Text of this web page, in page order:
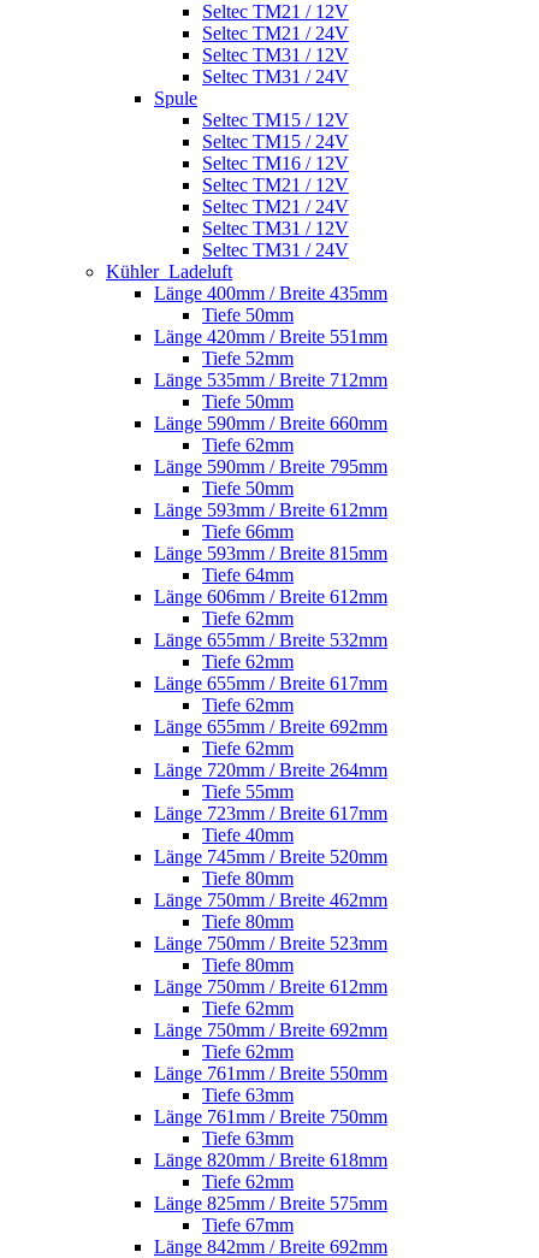
Seltec TM21 / 12V
Seltec TM21 / 24V
Seltec TM31 / 12V
Seltec TM31 / 24V
Spule
Seltec TM15 / 12V
Seltec TM15 / 24V
Seltec TM16 / 12V
Seltec TM21 / 12V
Seltec TM21 / 24V
Seltec TM31 / 12V
Seltec TM31 / 24V
Kühler_Ladeluft
Länge 400mm / Breite 435mm
Tiefe 50mm
Länge 420mm / Breite 551mm
Tiefe 52mm
Länge 535mm / Breite 712mm
Tiefe 50mm
Länge 590mm / Breite 660mm
Tiefe 62mm
Länge 590mm / Breite 795mm
Tiefe 50mm
Länge 593mm / Breite 612mm
Tiefe 66mm
Länge 593mm / Breite 815mm
Tiefe 64mm
Länge 606mm / Breite 612mm
Tiefe 62mm
Länge 655mm / Breite 532mm
Tiefe 62mm
Länge 655mm / Breite 617mm
Tiefe 62mm
Länge 655mm / Breite 692mm
Tiefe 62mm
Länge 720mm / Breite 264mm
Tiefe 55mm
Länge 723mm / Breite 617mm
Tiefe 40mm
Länge 745mm / Breite 520mm
Tiefe 80mm
Länge 750mm / Breite 462mm
Tiefe 80mm
Länge 750mm / Breite 523mm
Tiefe 80mm
Länge 750mm / Breite 612mm
Tiefe 62mm
Länge 750mm / Breite 692mm
Tiefe 62mm
Länge 761mm / Breite 550mm
Tiefe 63mm
Länge 761mm / Breite 750mm
Tiefe 63mm
Länge 820mm / Breite 618mm
Tiefe 62mm
Länge 825mm / Breite 575mm
Tiefe 67mm
Länge 842mm / Breite 692mm